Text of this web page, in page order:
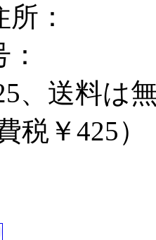
：
、送料は
税￥425）